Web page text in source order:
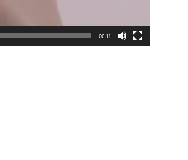
00:11